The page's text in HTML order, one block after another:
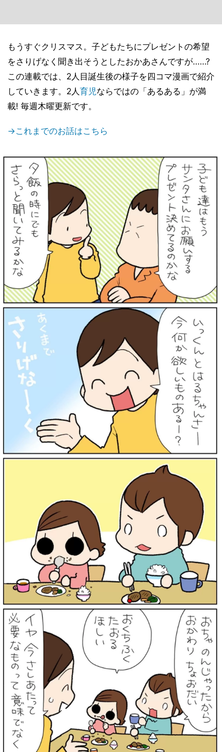
もうすぐクリスマス。子どもたちにプレゼントの希望
をさりげなく聞き出そうとしたおかあさんですが……?
この連載では、2人目誕生後の様子を四コマ漫画で紹介
していきます。2人育児ならではの「あるある」が満
載! 毎週木曜更新です。
→これまでのお話はこちら